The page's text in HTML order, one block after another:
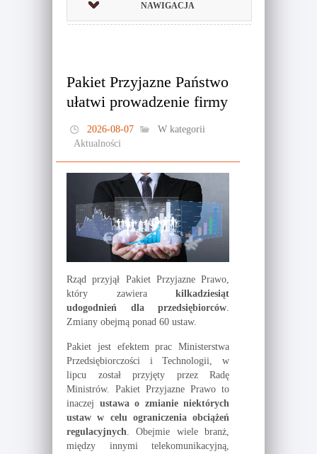
NAWIGACJA
Pakiet Przyjazne Państwo
ułatwi prowadzenie firmy
2026-08-07
W kategorii
Aktualności
Rząd przyjął Pakiet Przyjazne Prawo,
który zawiera kilkadziesiąt
udogodnień dla przedsiębiorców.
Zmiany obejmą ponad 60 ustaw.
Pakiet jest efektem prac Ministerstwa
Przedsiębiorczości i Technologii, w
lipcu został przyjęty przez Radę
Ministrów. Pakiet Przyjazne Prawo to
inaczej ustawa o zmianie niektórych
ustaw w celu ograniczenia obciążeń
regulacyjnych. Obejmie wiele branż,
między innymi telekomunikacyjną,